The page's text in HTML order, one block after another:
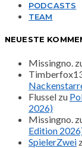
PODCASTS
TEAM
NEUESTE
Missingno.
Flussel zu
2026)
Missingno.
Edition
SpielerZwei